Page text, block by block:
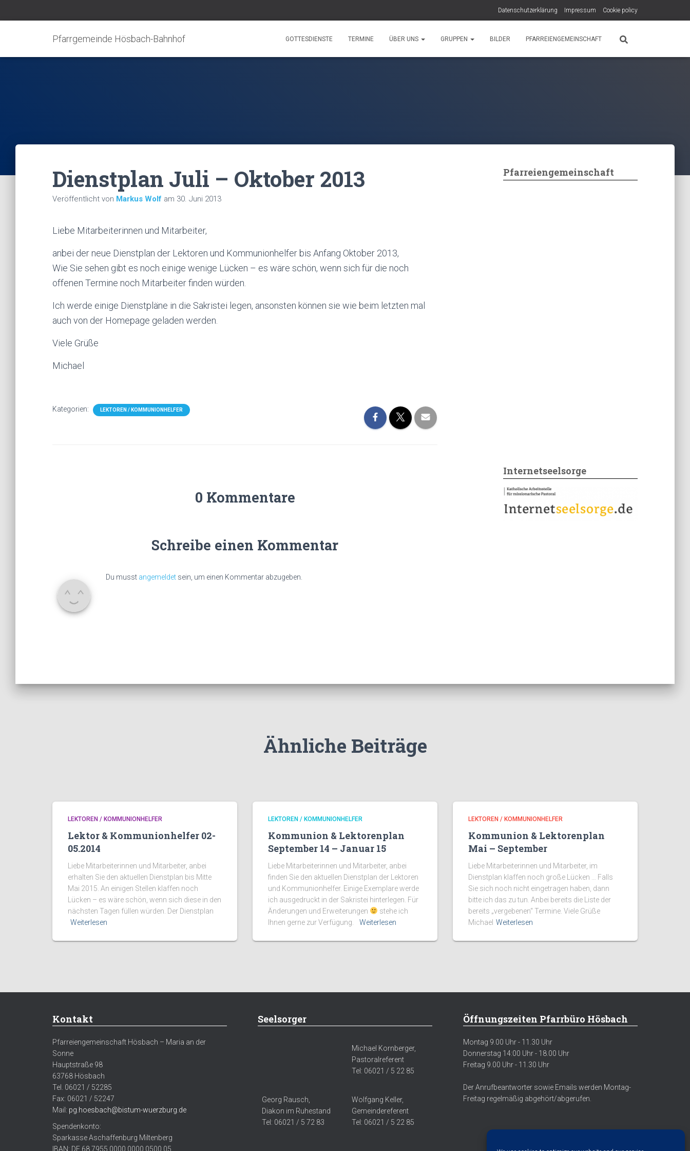
Datenschutzerklärung Impressum Cookie policy
Pfarrgemeinde Hösbach-Bahnhof GOTTESDIENSTE TERMINE ÜBER UNS GRUPPEN BILDER PFARREIENGEMEINSCHAFT
Dienstplan Juli – Oktober 2013
Veröffentlicht von Markus Wolf am 30. Juni 2013
Liebe Mitarbeiterinnen und Mitarbeiter,
anbei der neue Dienstplan der Lektoren und Kommunionhelfer bis Anfang Oktober 2013,
Wie Sie sehen gibt es noch einige wenige Lücken – es wäre schön, wenn sich für die noch
offenen Termine noch Mitarbeiter finden würden.
Ich werde einige Dienstpläne in die Sakristei legen, ansonsten können sie wie beim letzten mal
auch von der Homepage geladen werden.
Viele Grüße
Michael
Kategorien: LEKTOREN / KOMMUNIONHELFER
0 Kommentare
Schreibe einen Kommentar
Du musst angemeldet sein, um einen Kommentar abzugeben.
Pfarreiengemeinschaft
Internetseelsorge
Ähnliche Beiträge
LEKTOREN / KOMMUNIONHELFER
Lektor & Kommunionhelfer 02-
05.2014
Liebe Mitarbeiterinnen und Mitarbeiter, anbei
erhalten Sie den aktuellen Dienstplan bis Mitte
Mai 2015. An einigen Stellen klaffen noch
Lücken – es wäre schön, wenn sich diese in den
nächsten Tagen füllen würden. Der Dienstplan
Weiterlesen
LEKTOREN / KOMMUNIONHELFER
Kommunion & Lektorenplan
September 14 – Januar 15
Liebe Mitarbeiterinnen und Mitarbeiter, anbei
finden Sie den aktuellen Dienstplan der Lektoren
und Kommunionhelfer. Einige Exemplare werde
ich ausgedruckt in der Sakristei hinterlegen. Für
Änderungen und Erweiterungen
stehe ich
Ihnen gerne zur Verfügung.
Weiterlesen
LEKTOREN / KOMMUNIONHELFER
Kommunion & Lektorenplan
Mai – September
Liebe Mitarbeiterinnen und Mitarbeiter, im
Dienstplan klaffen noch große Lücken … Falls
Sie sich noch nicht eingetragen haben, dann
bitte ich das zu tun. Anbei bereits die Liste der
bereits „vergebenen“ Termine. Viele Grüße
Michael Weiterlesen
Kontakt
Pfarreiengemeinschaft Hösbach – Maria an der
Sonne
Hauptstraße 98
63768 Hösbach
Tel. 06021 / 52285
Fax: 06021 / 52247
Mail: pg.hoesbach@bistum-wuerzburg.de
Spendenkonto:
Sparkasse Aschaffenburg Miltenberg
IBAN: DE 68 7955 0000 0000 0500 05
Seelsorger
Michael Kornberger,
Pastoralreferent
Tel: 06021 / 5 22 85
Georg Rausch,
Diakon im Ruhestand
Tel: 06021 / 5 72 83
Wolfgang Keller,
Gemeindereferent
Tel: 06021 / 5 22 85
Öffnungszeiten Pfarrbüro Hösbach
Montag 9.00 Uhr - 11.30 Uhr
Donnerstag 14:00 Uhr - 18.00 Uhr
Freitag 9.00 Uhr - 11.30 Uhr
Der Anrufbeantworter sowie Emails werden Montag-
Freitag regelmäßig abgehört/abgerufen.